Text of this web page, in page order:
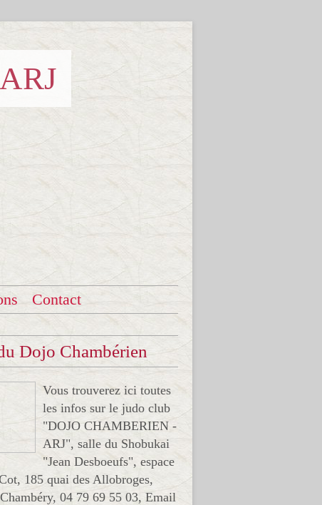
Contact
Dojo Chambérien
Vous trouverez ici toutes
les infos sur le judo club
"DOJO CHAMBERIEN -
ARJ", salle du Shobukai
"Jean Desboeufs", espace
185 quai des Allobroges,
04 79 69 55 03, Email